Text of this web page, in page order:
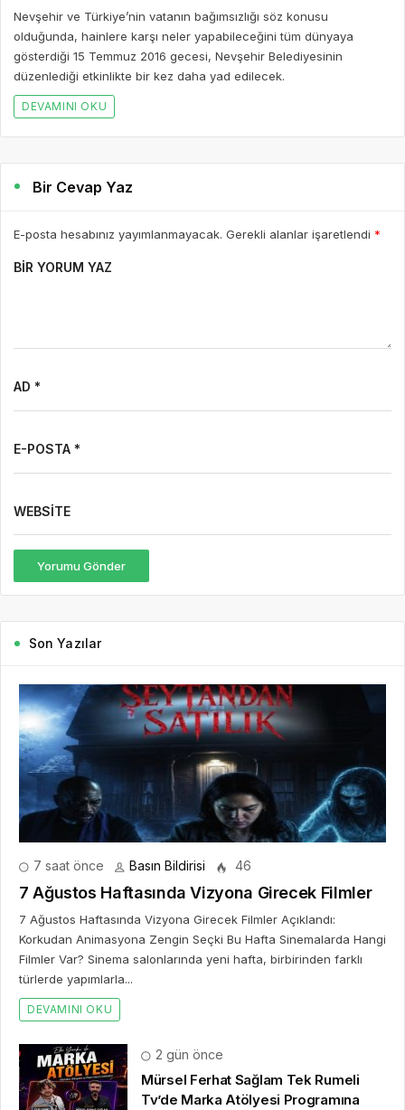
Nevşehir ve Türkiye’nin vatanın bağımsızlığı söz konusu
olduğunda, hainlere karşı neler yapabileceğini tüm dünyaya
gösterdiği 15 Temmuz 2016 gecesi, Nevşehir Belediyesinin
düzenlediği etkinlikte bir kez daha yad edilecek.
DEVAMINI OKU
Bir Cevap Yaz
E-posta hesabınız yayımlanmayacak. Gerekli alanlar işaretlendi *
BIR YORUM YAZ
AD *
E-POSTA *
WEBSITE
Yorumu Gönder
Son Yazılar
7 saat önce Basın Bildirisi 46
7 Ağustos Haftasında Vizyona Girecek Filmler
7 Ağustos Haftasında Vizyona Girecek Filmler Açıklandı:
Korkudan Animasyona Zengin Seçki Bu Hafta Sinemalarda Hangi
Filmler Var? Sinema salonlarında yeni hafta, birbirinden farklı
türlerde yapımlarla...
DEVAMINI OKU
2 gün önce
Mürsel Ferhat Sağlam Tek Rumeli
Tv’de Marka Atölyesi Programına